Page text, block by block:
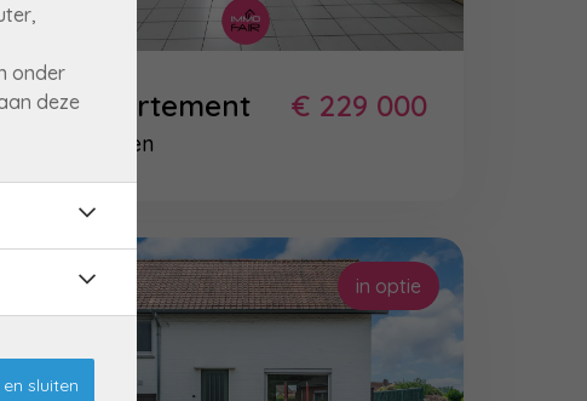
€ 229 000
Bilzen
Appartement
in optie
onder
deze
sluiten